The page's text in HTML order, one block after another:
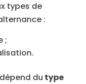
types de
:
;
du type